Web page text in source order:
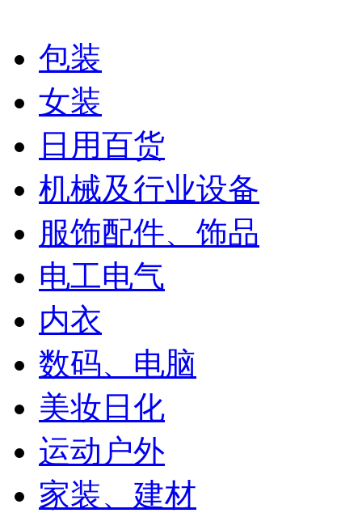
包装
女装
日用百货
机械及行业设备
服饰配件、饰品
电工电气
内衣
数码、电脑
美妆日化
运动户外
家装、建材